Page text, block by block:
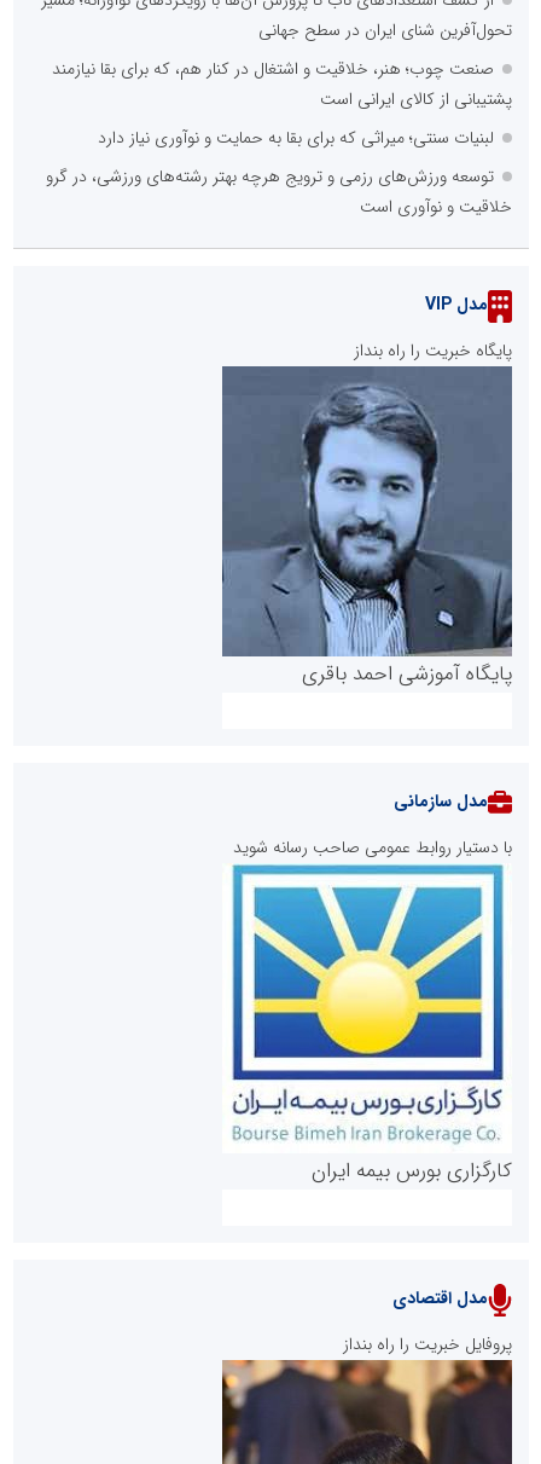
تحول‌آفرین شنای ایران در سطح جهانی
صنعت چوب؛ هنر، خلاقیت و اشتغال در کنار هم، که برای بقا نیازمند
پشتیبانی از کالای ایرانی است
لبنیات سنتی؛ میراثی که برای بقا به حمایت و نوآوری نیاز دارد
توسعه ورزش‌های رزمی و ترویج هرچه بهتر رشته‌های ورزشی، در گرو
خلاقیت و نوآوری است
مدل VIP
پایگاه خبریت را راه بنداز
پایگاه آموزشی احمد باقری
روابط عمومی خبرگزاری گزارش خبر
پایگاه خبری نهضت ملی مسکن
مدل سازمانی
با دستیار روابط عمومی صاحب رسانه شوید
کارگزاری بورس بیمه ایران
مدل اقتصادی
پروفایل خبریت را راه بنداز